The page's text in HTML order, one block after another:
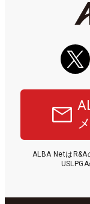
ALBA Netは